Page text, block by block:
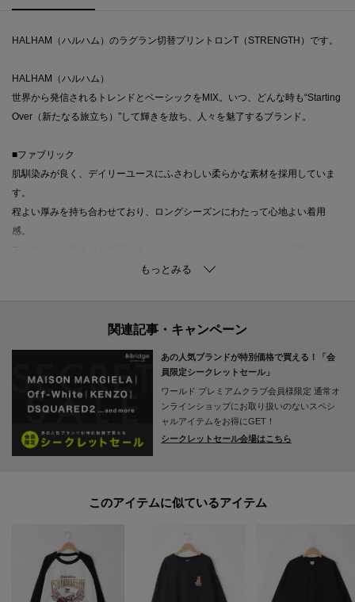
HALHAM（ハルハム）のラグラン切替プリントロンT（STRENGTH）です。
HALHAM（ハルハム）
世界から発信されるトレンドとベーシックをMIX。いつ、どんな時も“Starting
Over（新たなる旅立ち）”して輝きを放ち、人々を魅了するブランド。
■ファブリック
肌馴染みが良く、デイリーユースにふさわしい柔らかな素材を採用していま
す。
程よい厚みを持ち合わせており、ロングシーズンにわたって心地よい着用
感。
肩周りの動きやすさを叶えるラグランスリーブ仕様により、リラクシーな雰
フロントにあしらわれたヴィンテージライクなプリントが、大人の遊び心を
くすぐるアクセント。
コントラストの効いた配色で、カジュアルな中に洗練された印象を与える仕
■コーディネイト
クススタイルが完成します。
休日のお出かけやドライブシーンはもちろん、リラックスしたいひとときに
も頼りになる一着です。
あの人気ブランドが特別価格で買える！「会
員限定シークレットセール」
ワールド プレミアムクラブ会員様限定 通常オ
ンラインショップにお取り扱いのないスペシ
ャルアイテムをお得にGET！
シークレットセール会場はこちら
このアイテムに似ているアイテム